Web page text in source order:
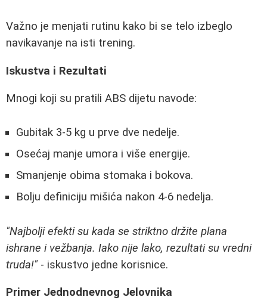
Važno je menjati rutinu kako bi se telo izbeglo
navikavanje na isti trening.
Iskustva i Rezultati
Mnogi koji su pratili ABS dijetu navode:
Gubitak 3-5 kg u prve dve nedelje.
Osećaj manje umora i više energije.
Smanjenje obima stomaka i bokova.
Bolju definiciju mišića nakon 4-6 nedelja.
"Najbolji efekti su kada se striktno držite plana
ishrane i vežbanja. Iako nije lako, rezultati su vredni
truda!" - iskustvo jedne korisnice.
Primer Jednodnevnog Jelovnika